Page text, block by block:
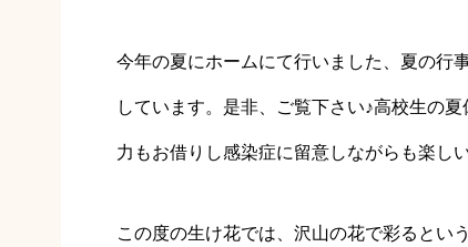
今年の夏にホームにて行いました、夏の行
しています。是非、ご覧下さい♪高校生の
力もお借りし感染症に留意しながらも楽し
この度の生け花では、沢山の花で彩るとい